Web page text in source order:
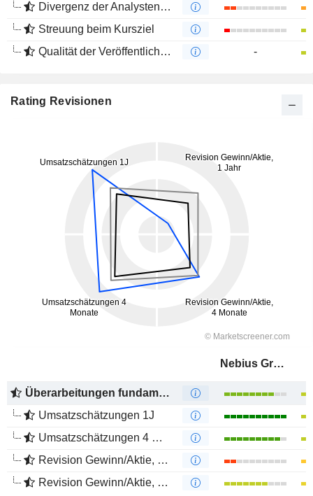
Divergenz der Analystenempfehlungen
Streuung beim Kursziel
Qualität der Veröffentlichungen
-
Rating Revisionen
Nebius Group
Überarbeitungen fundamentaler Schätzungen
Umsatzschätzungen 1J
Umsatzschätzungen 4 Monate
Revision Gewinn/Aktie, 1 Jahr
Revision Gewinn/Aktie, 4 Monate